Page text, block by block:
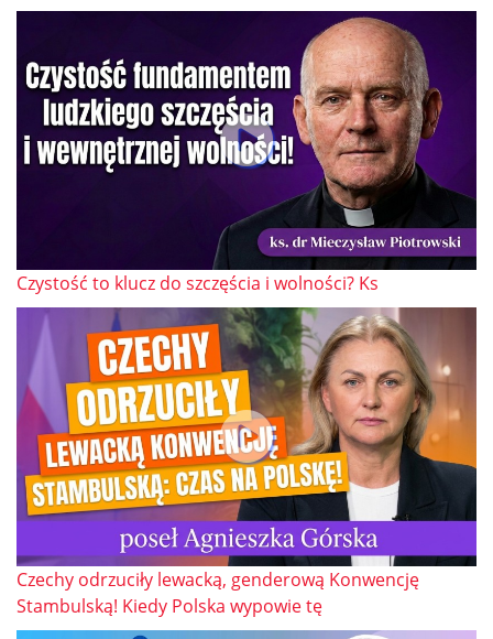
Czystość to klucz do szczęścia i wolności? Ks
Czechy odrzuciły lewacką, genderową Konwencję
Stambulską! Kiedy Polska wypowie tę